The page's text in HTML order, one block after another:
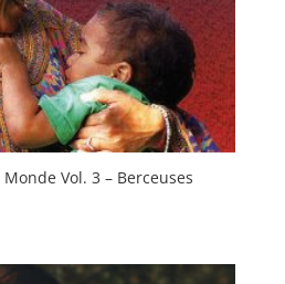
Vol. 3 – Berceuses